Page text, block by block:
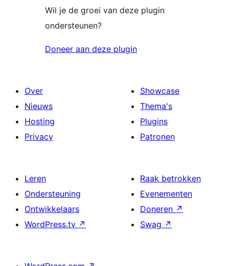
Wil je de groei van deze plugin
ondersteunen?
Doneer aan deze plugin
Over
Nieuws
Hosting
Privacy
Showcase
Thema's
Plugins
Patronen
Leren
Ondersteuning
Ontwikkelaars
WordPress.tv ↗
Raak betrokken
Evenementen
Doneren ↗
Swag ↗